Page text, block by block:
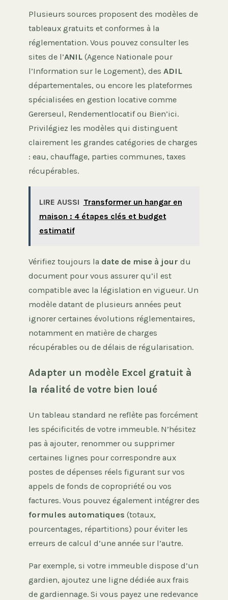
Plusieurs sources proposent des modèles de
tableaux gratuits et conformes à la
réglementation. Vous pouvez consulter les
sites de l’ANIL (Agence Nationale pour
l’Information sur le Logement), des ADIL
départementales, ou encore les plateformes
spécialisées en gestion locative comme
Gererseul, Rendementlocatif ou Bien’ici.
Privilégiez les modèles qui distinguent
clairement les grandes catégories de charges
: eau, chauffage, parties communes, taxes
récupérables.
LIRE AUSSI Transformer un hangar en
maison : 4 étapes clés et budget
estimatif
Vérifiez toujours la date de mise à jour du
document pour vous assurer qu’il est
compatible avec la législation en vigueur. Un
modèle datant de plusieurs années peut
ignorer certaines évolutions réglementaires,
notamment en matière de charges
récupérables ou de délais de régularisation.
Adapter un modèle Excel gratuit à
la réalité de votre bien loué
Un tableau standard ne reflète pas forcément
les spécificités de votre immeuble. N’hésitez
pas à ajouter, renommer ou supprimer
certaines lignes pour correspondre aux
postes de dépenses réels figurant sur vos
appels de fonds de copropriété ou vos
factures. Vous pouvez également intégrer des
formules automatiques (totaux,
pourcentages, répartitions) pour éviter les
erreurs de calcul d’une année sur l’autre.
Par exemple, si votre immeuble dispose d’un
gardien, ajoutez une ligne dédiée aux frais
de gardiennage. Si vous payez une redevance